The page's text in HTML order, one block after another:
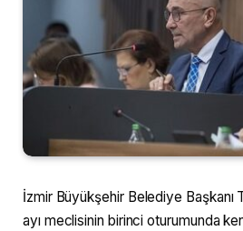
İzmir Büyükşehir Belediye Başkanı
ayı meclisinin birinci oturumunda